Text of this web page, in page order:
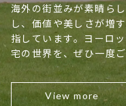
海外の街並みが素晴ら
し、価値や美しさが増
指しています。ヨーロ
宅の世界を、ぜひ一度ご
View more